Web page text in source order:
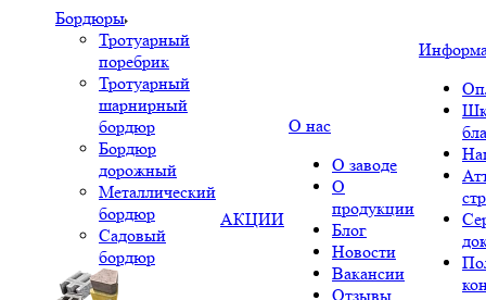
Бордюры
Тротуарный
поребрик
Тротуарный
шарнирный
бордюр
Бордюр
дорожный
Металлический
бордюр
Садовый
бордюр
АКЦИИ
О нас
О заводе
О
продукции
Блог
Новости
Вакансии
Отзывы